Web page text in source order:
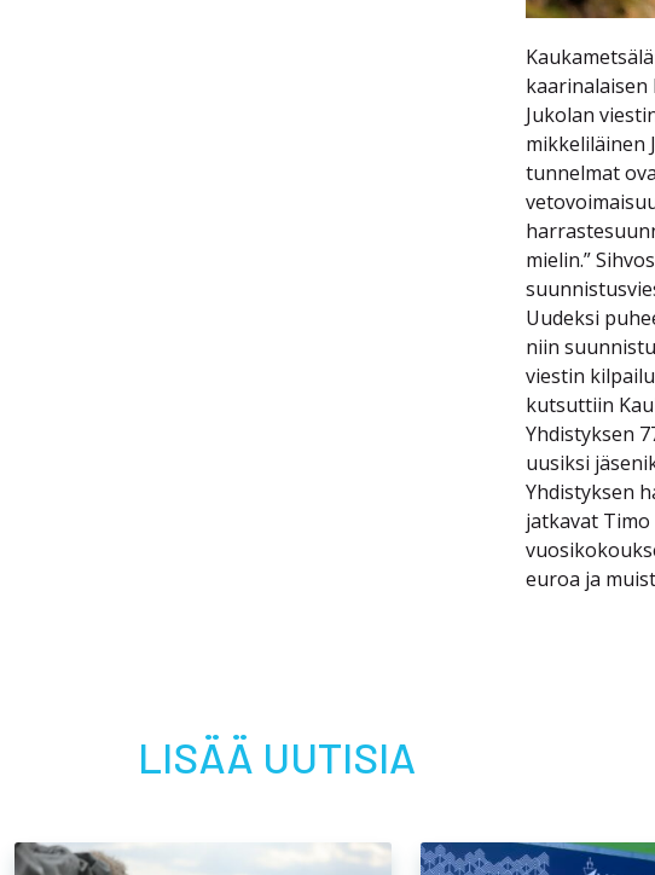
kaarinalaisen
Jukolan
mikkeliläinen
tunnelmat
mielin.”
Uudeksi
niin
viestin
kutsuttiin
Yhdistyksen
uusiksi
Yhdistyksen
jatkavat Timo
euroa ja
LISÄÄ UUTISIA